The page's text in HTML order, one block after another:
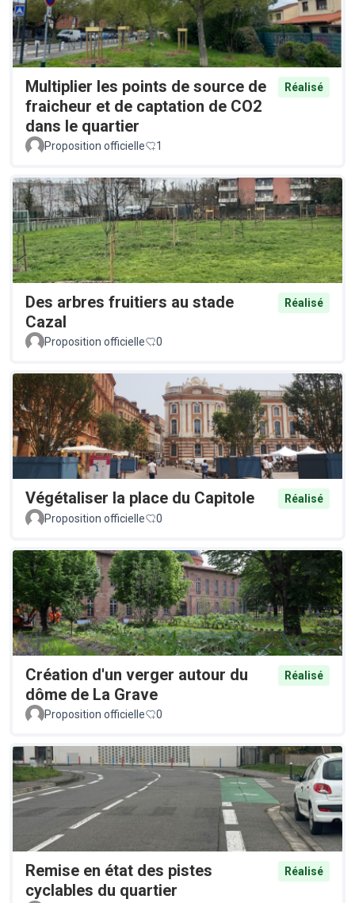
Multiplier les points de source de
fraicheur et de captation de CO2
dans le quartier
Réalisé
Proposition officielle 1
Des arbres fruitiers au stade
Cazal
Réalisé
Proposition officielle 0
Végétaliser la place du Capitole
Réalisé
Proposition officielle
0
Création d'un verger autour du
dôme de La Grave
Réalisé
Proposition officielle 0
Remise en état des pistes
cyclables du quartier
Réalisé